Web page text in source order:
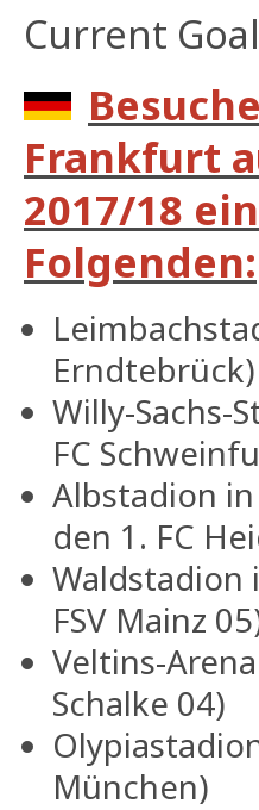
Current Goal
Frankfurt
2017/18
Folgenden:
Erndtebrück)
Willy-Sachs-
FC
Albstadion
den 1. FC
Waldstadion
FSV Mainz
Veltins-
Schalke 04)
München)